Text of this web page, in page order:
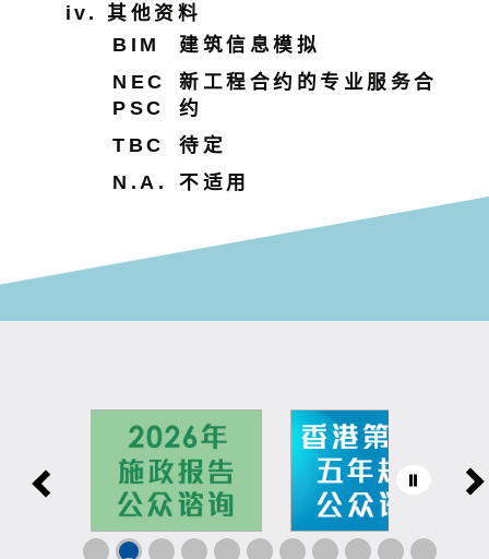
其他资料
BIM
建筑信息模拟
NEC
PSC
新工程合约的专业服务合
约
TBC
待定
N.A.
不适用